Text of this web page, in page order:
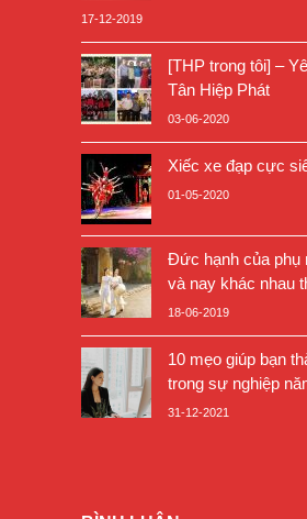
17-12-2019
[THP trong tôi] –
Tân Hiệp Phát
03-06-2020
Xiếc xe đạp cực
01-05-2020
Đức hạnh của phụ
và nay khác nhau
18-06-2019
10 mẹo giúp bạn
trong sự nghiệp
31-12-2021